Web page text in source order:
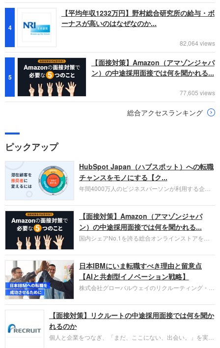
4
【平均年収1232万円】野村総合研究所の給与・ボ
ーナスが高いのはなぜなのか...
82,064 views
5
【面接対策】Amazon（アマゾンジャパ
ン）の中途採用面接では何を聞かれる...
77,605 views
総合アクセスランキング
ピックアップ
HubSpot Japan（ハブスポット）への転職
チャンスをモノにする【ク...
年間4000万人のビジネスパーソンが利用する企業
お勧めするイチオシ企業をご紹介します。今回はク
ラウド型CRMプラットフォームを提供する
HubSpot Japan（ハブスポット・ジャパン）株式会
社です。採用面接対策の企業研究にご活用くださ
い。
【面接対策】Amazon（アマゾンジャパ
ン）の中途採用面接では何を聞かれる...
国内シェアNo.1を誇る総合オンラインストアを運
圧倒的な存在感を持つAmazon。中途採用面接では
過去の具体的な業務成果やリーダーシップの発揮、
失敗からの学びが重視され、人間性やカルチャーフ
ィットも評価対象となり、長期的に成長できる仲間
であるかを多角的に審査されます。
日本IBMにいま転職すべき理由と留意点
【AIと共創型イノベーション戦略】
株式会社グローバルウェイのリクルーティング・パ
パーソンが利用する企業口コミサイト「キャリコ
ネ」の転職エージェントがお勧めするイチオシ企業
IBMです。採用面接対策の企業研究にご活用くださ
い。
【面接対策】リクルートの中途採用面接では何を聞か
れるのか
個人と企業をつなぎ、「まだ、ここにない、出会い。」を実現